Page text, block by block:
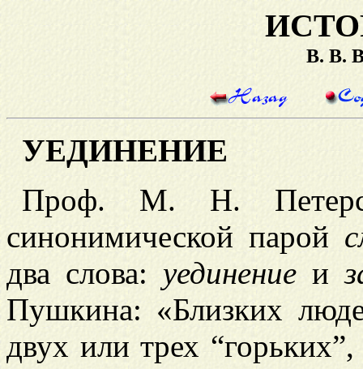
В. В.
УЕДИНЕНИЕ
Проф. М. Н.
синонимической парой
два слова: уединение и
Пушкина: «Близких
двух или трех